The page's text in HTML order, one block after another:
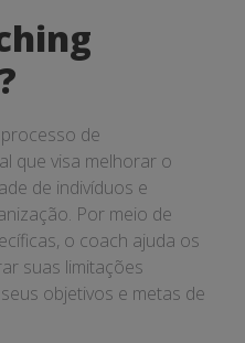
de
que visa melhorar o
de indivíduos e
Por meio de
o coach ajuda os
suas limitações
objetivos e metas de